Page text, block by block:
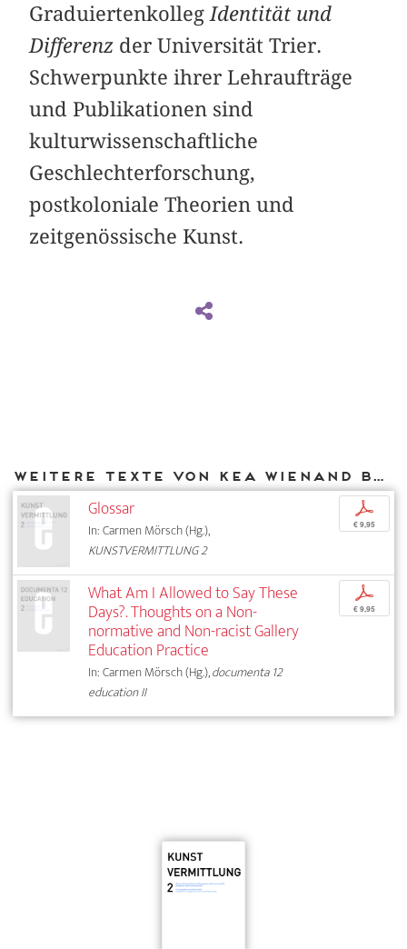
Graduiertenkolleg Identität und
Differenz der Universität Trier.
Schwerpunkte ihrer Lehraufträge
und Publikationen sind
kulturwissenschaftliche
Geschlechterforschung,
postkoloniale Theorien und
zeitgenössische Kunst.
Weitere Texte von Kea Wienand bei DIAPHANES
Glossar
In: Carmen Mörsch (Hg.),
KUNSTVERMITTLUNG 2
p
€ 9,95
What Am I Allowed to Say These
Days?. Thoughts on a Non-
normative and Non-racist Gallery
Education Practice
In: Carmen Mörsch (Hg.),documenta 12
education II
p
€ 9,95